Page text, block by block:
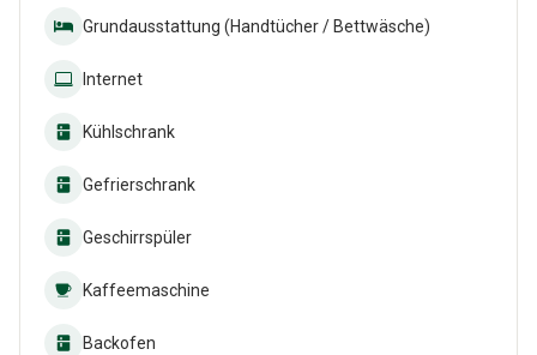
Grundausstattung (Handtücher / Bettwäsche)
Internet
Kühlschrank
Gefrierschrank
Geschirrspüler
Kaffeemaschine
Backofen